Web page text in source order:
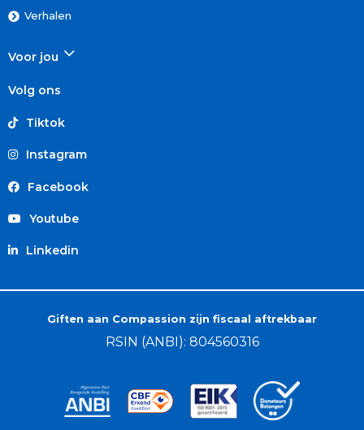
Verhalen
Voor jou
Volg ons
Tiktok
Instagram
Facebook
Youtube
Linkedin
Giften aan Compassion zijn fiscaal aftrekbaar
RSIN (ANBI): 804560316